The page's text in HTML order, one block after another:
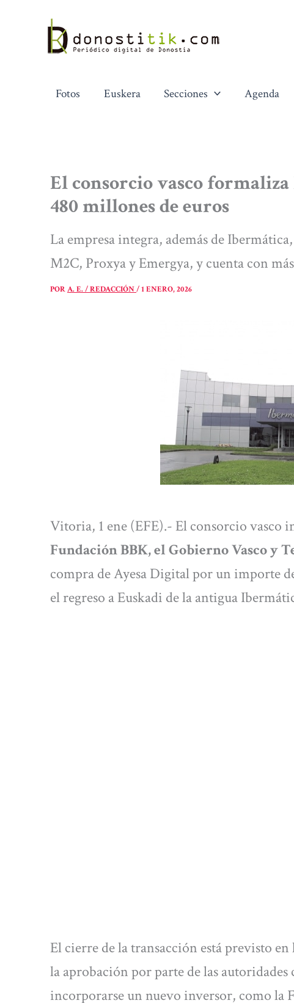
contenido
Fotos Euskera Secciones Agenda
El consorcio vasco
480 millones de euros
La empresa integra, además de
M2C, Proxya y Emergya, y cuenta con
PORA. E. / REDACCIÓN/1 ENERO, 2026
Vitoria, 1 ene (EFE).- El consorcio vasco
Fundación BBK, el Gobierno Vasco y
compra de Ayesa Digital por un importe
el regreso a Euskadi de la antigua
El cierre de la transacción está previsto
la aprobación por parte de las
incorporarse un nuevo inversor, como la